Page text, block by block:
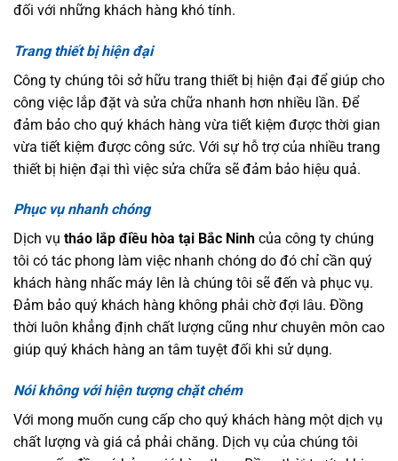
đối với những khách hàng khó tính.
Trang thiết bị hiện đại
Công ty chúng tôi sở hữu trang thiết bị hiện đại để giúp cho
công việc lắp đặt và sửa chữa nhanh hơn nhiều lần. Để
đảm bảo cho quý khách hàng vừa tiết kiệm được thời gian
vừa tiết kiệm được công sức. Với sự hỗ trợ của nhiều trang
thiết bị hiện đại thì việc sửa chữa sẽ đảm bảo hiệu quả.
Phục vụ nhanh chóng
Dịch vụ tháo lắp điều hòa tại Bắc Ninh của công ty chúng
tôi có tác phong làm việc nhanh chóng do đó chỉ cần quý
khách hàng nhấc máy lên là chúng tôi sẽ đến và phục vụ.
Đảm bảo quý khách hàng không phải chờ đợi lâu. Đồng
thời luôn khẳng định chất lượng cũng như chuyên môn cao
giúp quý khách hàng an tâm tuyệt đối khi sử dụng.
Nói không với hiện tượng chặt chém
Với mong muốn cung cấp cho quý khách hàng một dịch vụ
chất lượng và giá cả phải chăng. Dịch vụ của chúng tôi